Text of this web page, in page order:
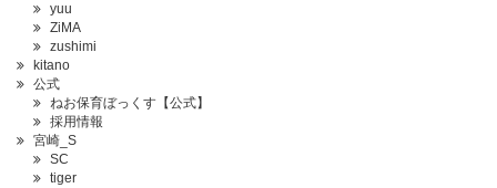
yuu
ZiMA
zushimi
kitano
公式
ねお保育ぼっくす【公式】
採用情報
宮崎_S
SC
tiger